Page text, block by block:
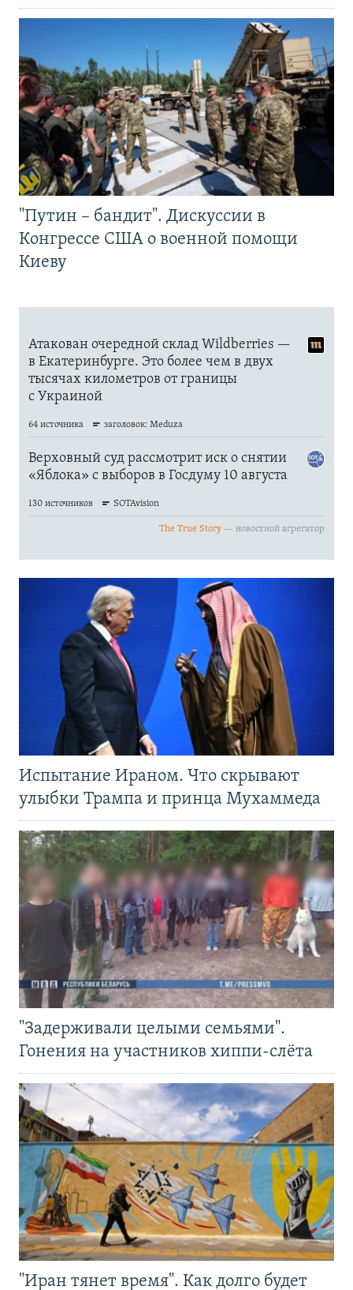
"Путин – бандит". Дискуссии в
Конгрессе США о военной помощи
Киеву
Испытание Ираном. Что скрывают
улыбки Трампа и принца Мухаммеда
"Задерживали целыми семьями".
Гонения на участников хиппи-слёта
"Иран тянет время". Как долго будет